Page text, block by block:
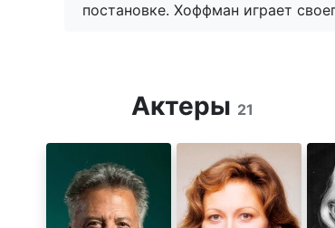
постановке. Хоффман играет
Актеры 21